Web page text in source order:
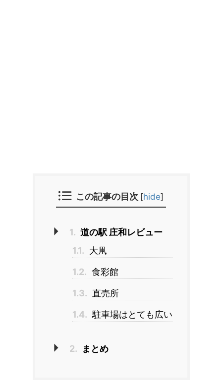
この記事の目次 [hide]
1. 道の駅 庄和レビュー
1.1. 大凧
1.2. 食彩館
1.3. 直売所
1.4. 駐車場はとても広い
2. まとめ